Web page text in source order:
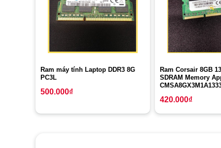
Ram máy tính Laptop DDR3 8G
PC3L
500.000₫
Ram Corsair 8GB
SDRAM Memory
420.000₫